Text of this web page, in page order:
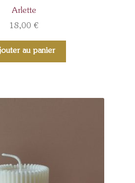
Arlette
18,00 €
au panier